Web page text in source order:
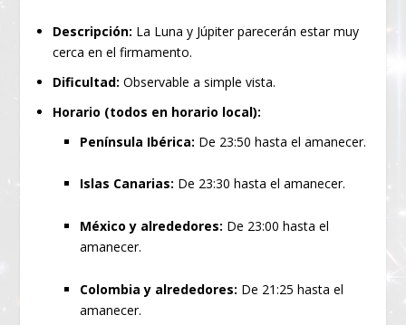
Descripción: La Luna y Júpiter parecerán estar muy
cerca en el firmamento.
Dificultad: Observable a simple vista.
Horario (todos en horario local):
Península Ibérica: De 23:50 hasta el amanecer.
Islas Canarias: De 23:30 hasta el amanecer.
México y alrededores: De 23:00 hasta el
amanecer.
Colombia y alrededores: De 21:25 hasta el
amanecer.